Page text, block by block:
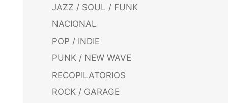
JAZZ / SOUL / FUNK
NACIONAL
POP / INDIE
PUNK / NEW WAVE
RECOPILATORIOS
ROCK / GARAGE